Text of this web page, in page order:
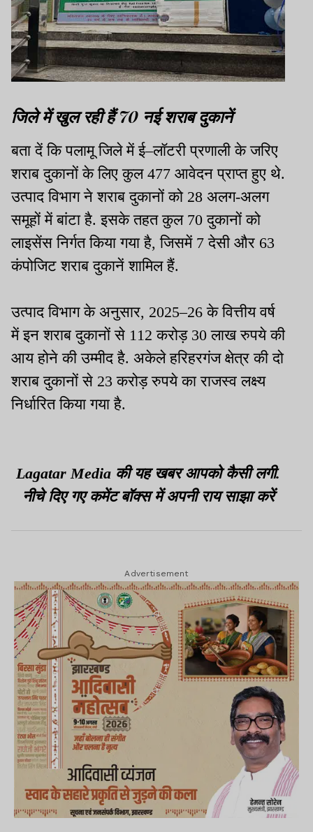
जिले में खुल रही हैं 70 नई शराब दुकानें
बता दें कि पलामू जिले में ई–लॉटरी प्रणाली के जरिए
शराब दुकानों के लिए कुल 477 आवेदन प्राप्त हुए थे.
उत्पाद विभाग ने शराब दुकानों को 28 अलग-अलग
समूहों में बांटा है. इसके तहत कुल 70 दुकानों को
लाइसेंस निर्गत किया गया है, जिसमें 7 देसी और 63
कंपोजिट शराब दुकानें शामिल हैं.
उत्पाद विभाग के अनुसार, 2025–26 के वित्तीय वर्ष
में इन शराब दुकानों से 112 करोड़ 30 लाख रुपये की
आय होने की उम्मीद है. अकेले हरिहरगंज क्षेत्र की दो
शराब दुकानों से 23 करोड़ रुपये का राजस्व लक्ष्य
निर्धारित किया गया है.
Lagatar Media की यह खबर आपको कैसी लगी.
नीचे दिए गए कमेंट बॉक्स में अपनी राय साझा करें
Advertisement